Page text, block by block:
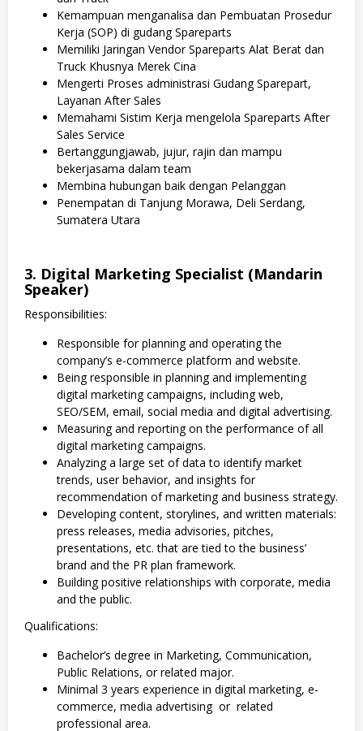
Kemampuan menganalisa dan Pembuatan Prosedur
Kerja (SOP) di gudang Spareparts
Memiliki Jaringan Vendor Spareparts Alat Berat dan
Truck Khusnya Merek Cina
Mengerti Proses administrasi Gudang Sparepart,
Layanan After Sales
Memahami Sistim Kerja mengelola Spareparts After
Sales Service
Bertanggungjawab, jujur, rajin dan mampu
bekerjasama dalam team
Membina hubungan baik dengan Pelanggan
Penempatan di Tanjung Morawa, Deli Serdang,
Sumatera Utara
3. Digital Marketing Specialist (Mandarin
Speaker)
Responsibilities:
Responsible for planning and operating the
company’s e-commerce platform and website.
Being responsible in planning and implementing
digital marketing campaigns, including web,
SEO/SEM, email, social media and digital advertising.
Measuring and reporting on the performance of all
digital marketing campaigns.
Analyzing a large set of data to identify market
trends, user behavior, and insights for
recommendation of marketing and business strategy.
Developing content, storylines, and written materials:
press releases, media advisories, pitches,
presentations, etc. that are tied to the business’
brand and the PR plan framework.
Building positive relationships with corporate, media
and the public.
Qualifications:
Bachelor’s degree in Marketing, Communication,
Public Relations, or related major.
Minimal 3 years experience in digital marketing, e-
commerce, media advertising or related
professional area.